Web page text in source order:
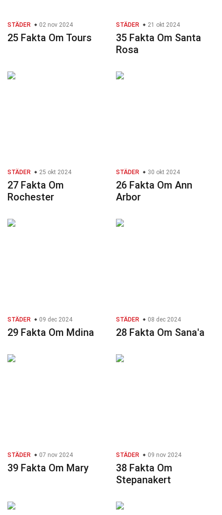
STÄDER 02 nov 2024
25 Fakta Om Tours
STÄDER 21 okt 2024
35 Fakta Om Santa
Rosa
STÄDER 25 okt 2024
27 Fakta Om
Rochester
STÄDER 30 okt 2024
26 Fakta Om Ann
Arbor
STÄDER 09 dec 2024
29 Fakta Om Mdina
STÄDER 08 dec 2024
28 Fakta Om Sana'a
STÄDER 07 nov 2024
39 Fakta Om Mary
STÄDER 09 nov 2024
38 Fakta Om
Stepanakert